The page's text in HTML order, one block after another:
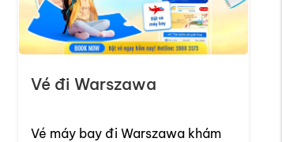
Vé đi Warszawa
Vé máy bay đi Warszawa khám